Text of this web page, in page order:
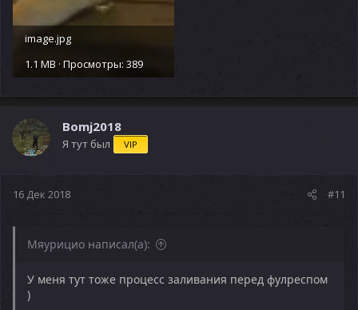
image.jpg
1.1 MB · Просмотры: 389
Bomj2018
Я тут был VIP
16 Дек 2018 #11
Мяурицио написал(а):
У меня тут тоже процесс заливания перед фулреспом
)